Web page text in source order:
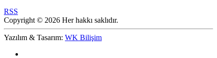
RSS
Copyright © 2026 Her hakkı saklıdır.
Yazılım & Tasarım: WK Bilişim